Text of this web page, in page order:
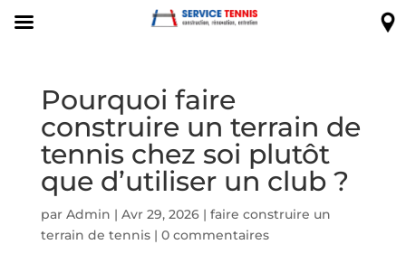
Pourquoi faire
construire un terrain de
tennis chez soi plutôt
que d’utiliser un club ?
par Admin | Avr 29, 2026| faire construire un
terrain de tennis| 0 commentaires